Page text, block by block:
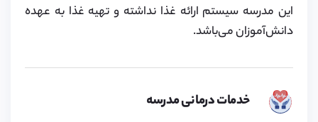
این مدرسه سیستم ارائه غذا نداشته و تهیه غذا به عهده
دانش‌آموزان می‌باشد.
خدمات درمانی مدرسه